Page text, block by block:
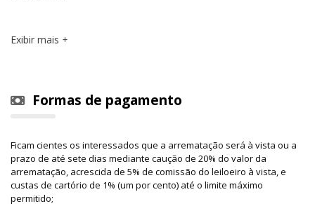
Avaliado em R$48.000,00 (quarenta e oito mil
Exibir mais
Formas de pagamento
Ficam cientes os interessados que a arrematação será à vista ou a
prazo de até sete dias mediante caução de 20% do valor da
arrematação, acrescida de 5% de comissão do leiloeiro à vista, e
custas de cartório de 1% (um por cento) até o limite máximo
permitido;